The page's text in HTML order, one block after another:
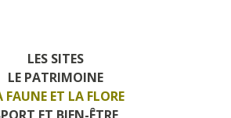
LES SITES
LE PATRIMOINE
FAUNE ET LA FLORE